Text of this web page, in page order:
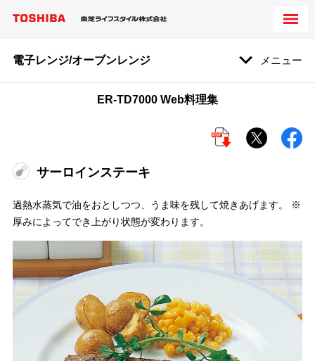
電子レンジ/オーブンレンジ メニュー
ER-TD7000 Web料理集
サーロインステーキ
過熱水蒸気で油をおとしつつ、うま味を残して焼きあげます。 ※
厚みによってでき上がり状態が変わります。